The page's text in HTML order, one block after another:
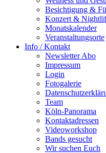
Besichtigung &
Konzert &
Monatskalender
Veranstaltungsorte
Info / Kontakt
Newsletter Abo
Impressum
Login
Fotogalerie
Team
Köln-Panorama
Kontaktadressen
Videoworkshop
Bands gesucht
Wir suchen Euch